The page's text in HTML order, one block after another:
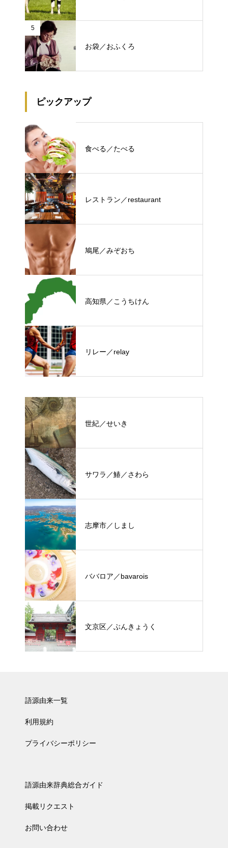
5
お袋／おふくろ
ピックアップ
食べる／たべる
レストラン／restaurant
鳩尾／みぞおち
高知県／こうちけん
リレー／relay
世紀／せいき
サワラ／鰆／さわら
志摩市／しまし
ババロア／bavarois
文京区／ぶんきょうく
語源由来一覧
利用規約
プライバシーポリシー
語源由来辞典総合ガイド
掲載リクエスト
お問い合わせ